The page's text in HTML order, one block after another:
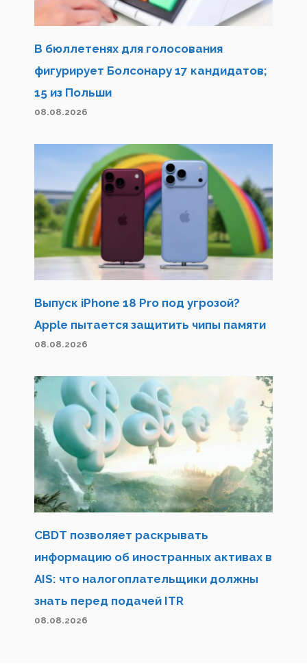
В бюллетенях для голосования
фигурирует Болсонару 17 кандидатов;
15 из Польши
08.08.2026
Выпуск iPhone 18 Pro под угрозой?
Apple пытается защитить чипы памяти
08.08.2026
CBDT позволяет раскрывать
информацию об иностранных активах в
AIS: что налогоплательщики должны
знать перед подачей ITR
08.08.2026